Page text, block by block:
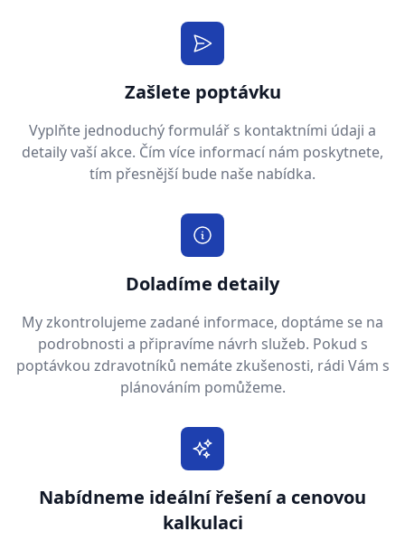
Zašlete poptávku
Vyplňte jednoduchý formulář s kontaktními údaji a
detaily vaší akce. Čím více informací nám poskytnete,
tím přesnější bude naše nabídka.
Doladíme detaily
My zkontrolujeme zadané informace, doptáme se na
podrobnosti a připravíme návrh služeb. Pokud s
poptávkou zdravotníků nemáte zkušenosti, rádi Vám s
plánováním pomůžeme.
Nabídneme ideální řešení a cenovou
kalkulaci